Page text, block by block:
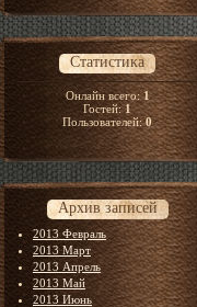
Статистика
Онлайн всего:1
Гостей:1
Пользователей:0
Архив записей
2013 Февраль
2013 Март
2013 Апрель
2013 Май
2013 Июнь